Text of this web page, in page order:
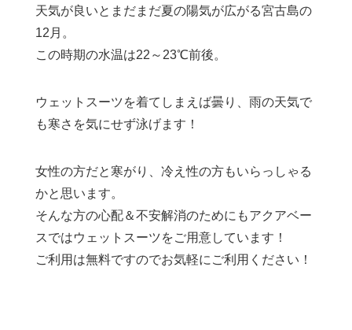
天気が良いとまだまだ夏の陽気が広がる宮古島の
12月。
この時期の水温は22～23℃前後。
ウェットスーツを着てしまえば曇り、雨の天気で
も寒さを気にせず泳げます！
女性の方だと寒がり、冷え性の方もいらっしゃる
かと思います。
そんな方の心配＆不安解消のためにもアクアベー
スではウェットスーツをご用意しています！
ご利用は無料ですのでお気軽にご利用ください！